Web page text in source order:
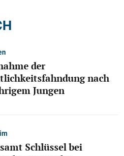
der
nach
Jungen
Schlüssel bei